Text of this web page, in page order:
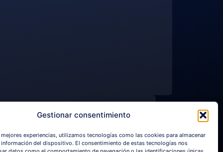
Gestionar consentimiento
mejores experiencias, utilizamos tecnologías como las cookies para almacenar
información del dispositivo. El consentimiento de estas tecnologías nos